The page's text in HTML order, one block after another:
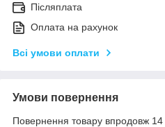
Післяплата
Оплата на рахунок
Всі умови оплати
Умови повернення
Повернення товару впродовж 14